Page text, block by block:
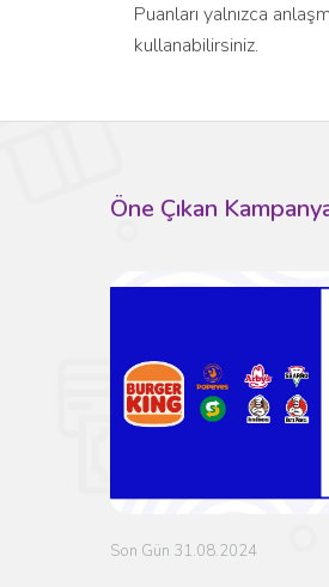
Puanları yalnızca
kullanabilirsiniz.
Öne Çıkan
Son Gün 31.08.2024